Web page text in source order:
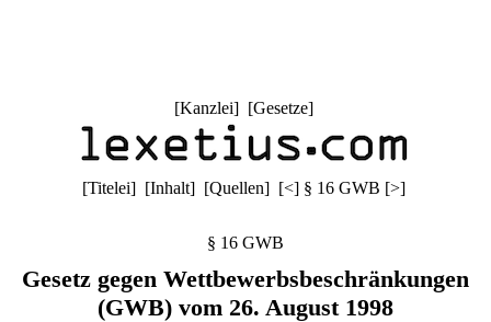
[Kanzlei] [Gesetze]
[Titelei] [Inhalt] [Quellen] [<] § 16 GWB [>]
§ 16 GWB
Gesetz gegen Wettbewerbsbeschränkungen
(GWB) vom 26. August 1998